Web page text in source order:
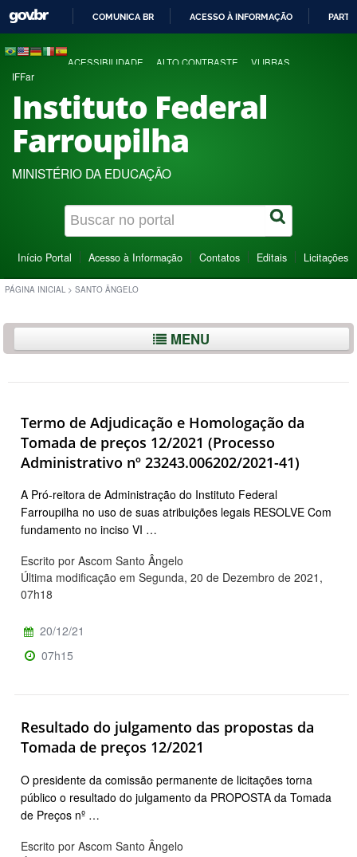
COMUNICA BR ACESSO À INFORMAÇÃO
ACESSIBILIDADE ALTO CONTRASTE VLIBRAS
IFFar
Instituto Federal
Farroupilha
MINISTÉRIO DA EDUCAÇÃO
Início Portal Acesso à Informação Contatos Editais Licitações
PÁGINA INICIAL > SANTO ÂNGELO
MENU
Termo de Adjudicação e Homologação da
Tomada de preços 12/2021 (Processo
Administrativo nº 23243.006202/2021-41)
A Pró-reitora de Administração do Instituto Federal
Farroupilha no uso de suas atribuições legais RESOLVE Com
fundamento no inciso VI …
Escrito por Ascom Santo Ângelo
Última modificação em Segunda, 20 de Dezembro de 2021,
07h18
20/12/21
07h15
Resultado do julgamento das propostas da
Tomada de preços 12/2021
O presidente da comissão permanente de licitações torna
público o resultado do julgamento da PROPOSTA da Tomada
de Preços nº …
Escrito por Ascom Santo Ângelo